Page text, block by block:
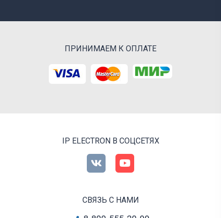
ПРИНИМАЕМ К ОПЛАТЕ
IP ELECTRON В СОЦСЕТЯХ
СВЯЗЬ С НАМИ